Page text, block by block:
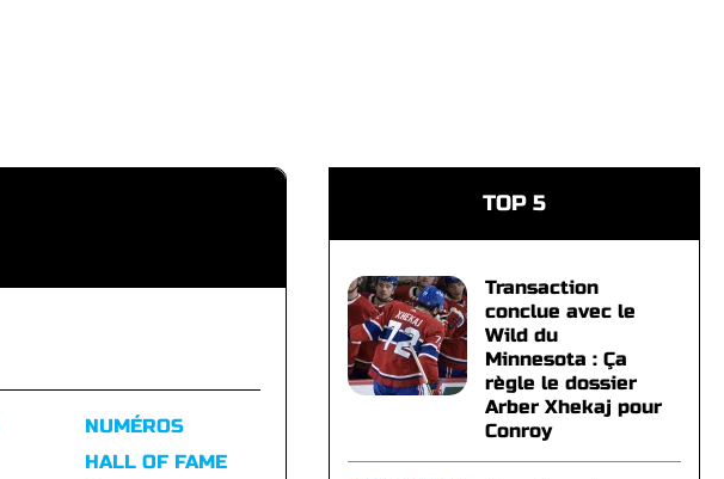
NUMÉROS
HALL OF FAME
TOP 5
Transaction
conclue avec le
Wild du
Minnesota : Ça
règle le dossier
Arber Xhekaj pour
Conroy